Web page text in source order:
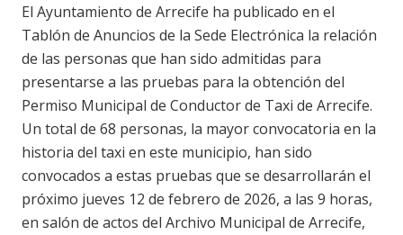
El Ayuntamiento de Arrecife ha publicado en el
Tablón de Anuncios de la Sede Electrónica la relación
de las personas que han sido admitidas para
presentarse a las pruebas para la obtención del
Permiso Municipal de Conductor de Taxi de Arrecife.
Un total de 68 personas, la mayor convocatoria en la
historia del taxi en este municipio, han sido
convocados a estas pruebas que se desarrollarán el
próximo jueves 12 de febrero de 2026, a las 9 horas,
en salón de actos del Archivo Municipal de Arrecife,